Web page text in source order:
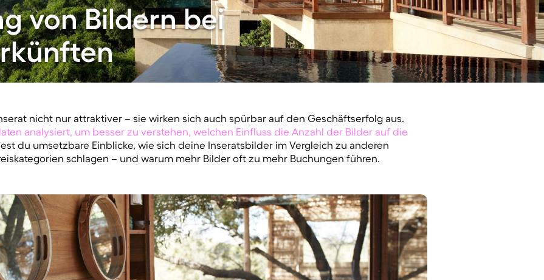
von Bildern bei
nicht nur attraktiver – sie wirken sich auch spürbar auf den Geschäftserfolg aus.
analysiert, um besser zu verstehen, welchen Einfluss die Anzahl der Bilder auf die
du umsetzbare Einblicke, wie sich deine Inseratsbilder im Vergleich zu anderen
schlagen – und warum mehr Bilder oft zu mehr Buchungen führen.